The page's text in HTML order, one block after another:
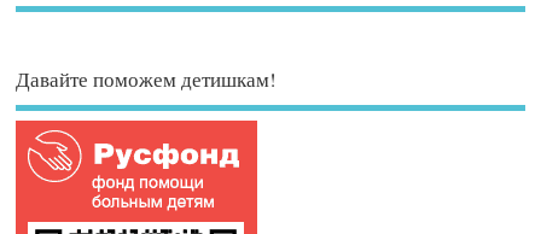
Давайте поможем детишкам!